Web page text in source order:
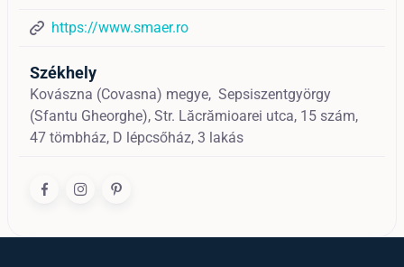
https://www.smaer.ro
Székhely
Kovászna (Covasna) megye, Sepsiszentgyörgy
(Sfantu Gheorghe), Str. Lăcrămioarei utca, 15 szám,
47 tömbház, D lépcsőház, 3 lakás